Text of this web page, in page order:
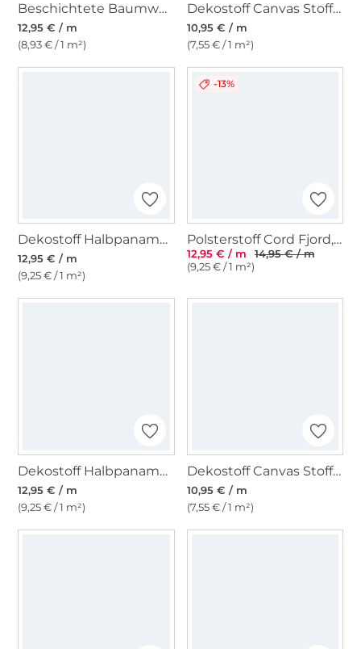
Beschichtete Baumwolle Punkte, hellmint
12,95 € / m
(8,93 € / 1 m²)
Dekostoff Canvas Stoff uni, taubenblau
10,95 € / m
(7,55 € / 1 m²)
Dekostoff Halbpanama Fische
12,95 € / m
(9,25 € / 1 m²)
-13%
Polsterstoff Cord Fjord, grün
12,95 € / m
14,95 € / m
(9,25 € / 1 m²)
Dekostoff Halbpanama Maritim Küstenort
12,95 € / m
(9,25 € / 1 m²)
Dekostoff Canvas Stoff uni, sand
10,95 € / m
(7,55 € / 1 m²)